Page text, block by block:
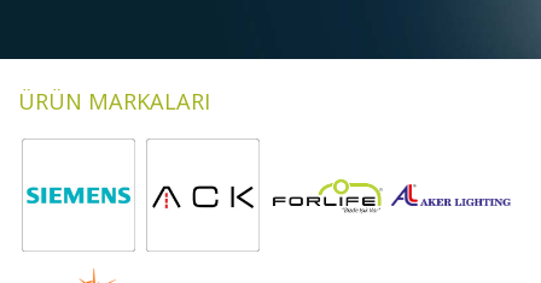
ÜRÜN MARKALARI